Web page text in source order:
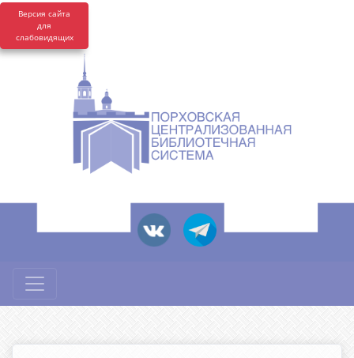
Версия сайта
для
слабовидящих